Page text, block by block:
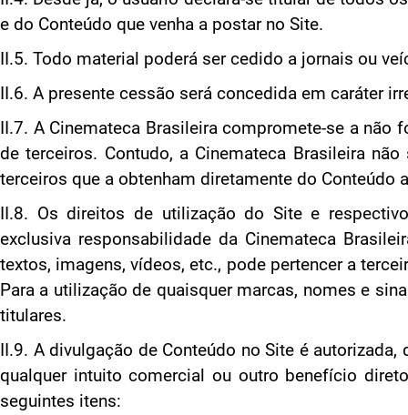
e do Conteúdo que venha a postar no Site.
II.5. Todo material poderá ser cedido a jornais ou
II.6. A presente cessão será concedida em caráter
II.7. A Cinemateca Brasileira compromete-se a
de terceiros. Contudo, a Cinemateca Brasileira
terceiros que a obtenham diretamente do
II.8. Os direitos de utilização do Site e
exclusiva responsabilidade da Cinemateca
textos, imagens, vídeos, etc., pode pertencer a
Para a utilização de quaisquer marcas, nomes e
titulares.
II.9. A divulgação de Conteúdo no Site é
qualquer intuito comercial ou outro benefício
seguintes itens: